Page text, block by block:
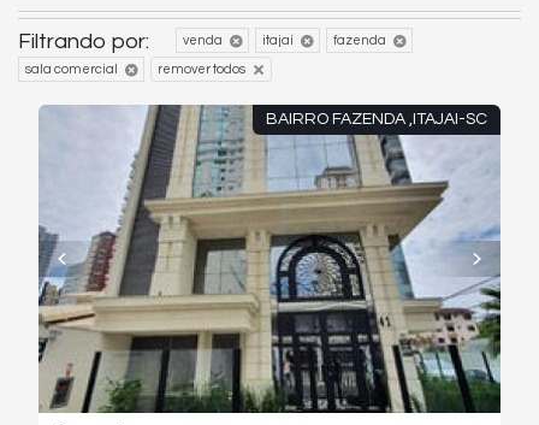
Filtrando por: venda itajaí fazenda
sala comercial remover todos
BAIRRO FAZENDA ,ITAJAI-SC